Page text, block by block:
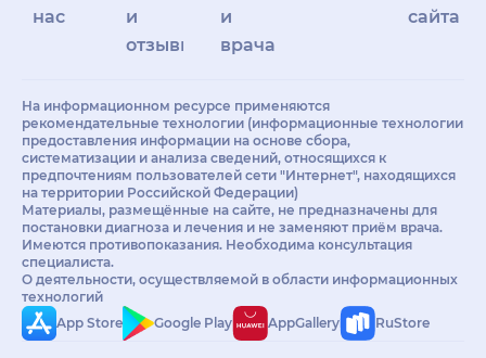
нас
и
отзывы
и
врачам
сайта
На информационном ресурсе применяются
рекомендательные технологии (информационные технологии
предоставления информации на основе сбора,
систематизации и анализа сведений, относящихся к
предпочтениям пользователей сети "Интернет", находящихся
на территории Российской Федерации)
Материалы, размещённые на сайте, не предназначены для
постановки диагноза и лечения и не заменяют приём врача.
Имеются противопоказания. Необходима консультация
специалиста.
О деятельности, осуществляемой в области информационных
технологий
App Store
Google Play AppGallery RuStore